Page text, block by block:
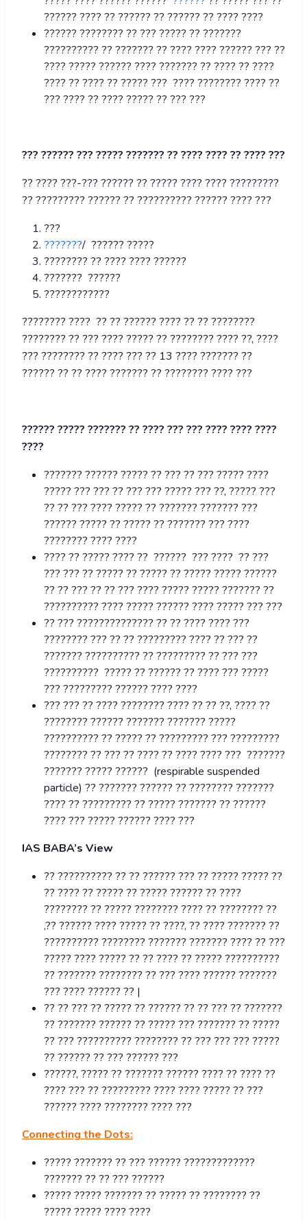
?????? ???? ?? ?????? ?? ?????? ?? ???? ????
?????? ???????? ?? ??? ????? ?? ???????
?????????? ?? ??????? ?? ???? ???? ?????? ??? ??
???? ????? ?????? ???? ??????? ?? ???? ?? ????
???? ?? ???? ?? ????? ??? ???? ???????? ???? ??
??? ???? ?? ???? ????? ?? ??? ???
??? ?????? ??? ????? ??????? ?? ???? ???? ?? ???? ???
?? ???? ???-??? ?????? ?? ????? ???? ???? ?????????
?? ????????? ?????? ?? ?????????? ?????? ???? ???
???
???????/ ?????? ?????
???????? ?? ???? ???? ??????
??????? ??????
????????????
???????? ???? ?? ?? ?????? ???? ?? ?? ????????
???????? ?? ??? ???? ????? ?? ???????? ???? ??, ????
??? ???????? ?? ???? ??? ?? 13 ???? ??????? ??
?????? ?? ?? ???? ??????? ?? ???????? ???? ???
?????? ????? ??????? ?? ???? ??? ??? ???? ???? ????
????
??????? ?????? ????? ?? ??? ?? ??? ????? ????
????? ??? ??? ?? ??? ??? ????? ??? ??, ????? ???
?? ?? ??? ???? ????? ?? ??????? ??????? ???
?????? ????? ?? ????? ?? ??????? ??? ????
???????? ???? ????
???? ?? ????? ???? ?? ?????? ??? ???? ?? ???
??? ??? ?? ????? ?? ????? ?? ????? ????? ??????
?? ?? ??? ?? ?? ??? ???? ????? ????? ??????? ??
?????????? ???? ????? ?????? ???? ????? ??? ???
?? ??? ?????????????? ?? ?? ???? ???? ???
???????? ??? ?? ?? ????????? ???? ?? ??? ??
??????? ?????????? ?? ????????? ?? ??? ???
?????????? ????? ?? ?????? ?? ???? ??? ?????
??? ????????? ?????? ???? ????
??? ??? ?? ???? ???????? ???? ?? ?? ??, ???? ??
???????? ?????? ??????? ??????? ?????
?????????? ?? ????? ?? ????????? ??? ?????????
???????? ?? ??? ?? ???? ?? ???? ???? ??? ???????
??????? ????? ?????? (respirable suspended
particle) ?? ??????? ?????? ?? ???????? ???????
???? ?? ????????? ?? ????? ??????? ?? ??????
???? ??? ????? ?????? ???? ???
IAS BABA’s View
?? ?????????? ?? ?? ?????? ??? ?? ????? ????? ??
?? ???? ?? ????? ?? ????? ?????? ?? ????
???????? ?? ????? ???????? ???? ?? ???????? ??
,?? ?????? ???? ????? ?? ????, ?? ???? ??????? ??
?????????? ???????? ??????? ??????? ???? ?? ???
????? ???? ????? ?? ?? ???? ?? ????? ??????????
?? ??????? ???????? ?? ??? ???? ?????? ???????
??? ???? ?????? ?? |
?? ?? ??? ?? ????? ?? ?????? ?? ?? ??? ?? ???????
?? ??????? ?????? ?? ????? ??? ??????? ?? ?????
?? ??? ?????????? ???????? ?? ??? ??? ??? ?????
?? ?????? ?? ??? ?????? ???
??????, ????? ?? ??????? ?????? ???? ?? ???? ??
???? ??? ?? ????????? ???? ???? ????? ?? ???
?????? ???? ???????? ???? ???
Connecting the Dots:
????? ??????? ?? ??? ?????? ?????????????
??????? ?? ?? ??? ??????
????? ????? ??????? ?? ????? ?? ???????? ??
????? ????? ???? ????